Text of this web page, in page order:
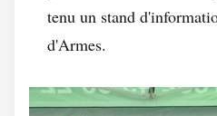
tenu un stand
d'Armes.